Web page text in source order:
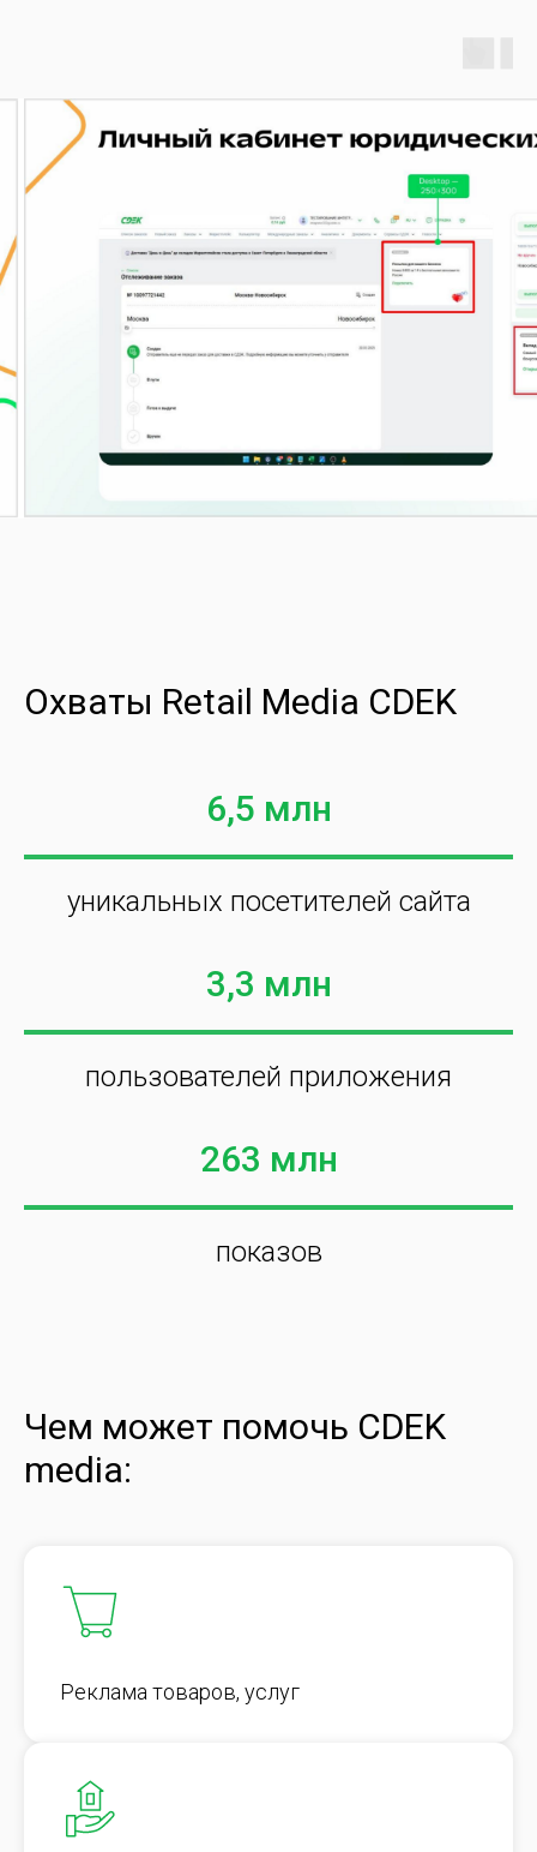
Охваты Retail Media CDEK
6,5 млн
уникальных посетителей сайта
3,3 млн
пользователей приложения
263 млн
показов
Чем может помочь CDEK
media:
Реклама товаров, услуг